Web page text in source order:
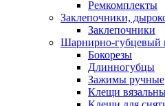
Ремкомплекты
Заклепочники,
Заклепочники
Шарнирно-губцевый
Бокорезы
Длинногубцы
Зажимы ручные
Клещи